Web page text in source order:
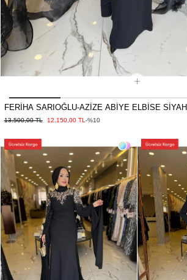
FERİHA SARIOĞLU-AZİZE ABİYE ELBİSE SİYAH
13.500,00 TL 12.150,00 TL-%10